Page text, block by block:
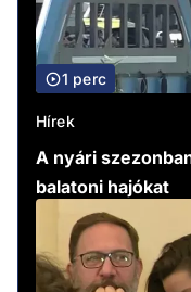
1 perc
Hírek
A nyári
balatoni hajókat